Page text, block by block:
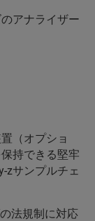
アナライザー
（オプショ
持できる堅牢
zサンプルチェ
法規制に対応